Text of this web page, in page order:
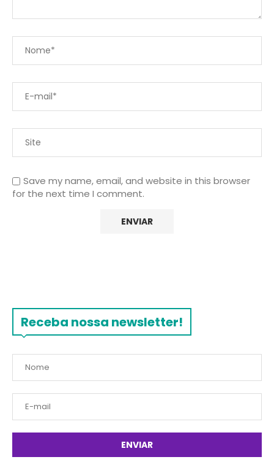
Save my name, email, and website in this browser
for the next time I comment.
Receba nossa newsletter!